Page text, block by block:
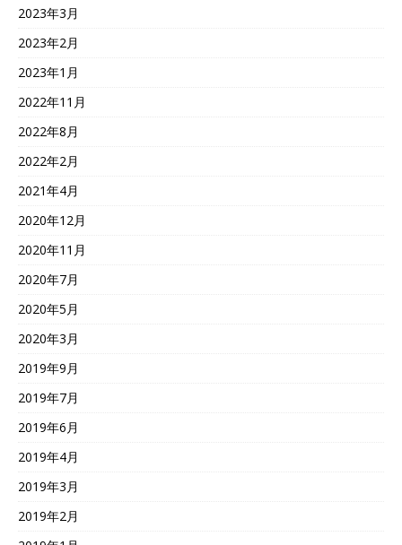
2023年3月
2023年2月
2023年1月
2022年11月
2022年8月
2022年2月
2021年4月
2020年12月
2020年11月
2020年7月
2020年5月
2020年3月
2019年9月
2019年7月
2019年6月
2019年4月
2019年3月
2019年2月